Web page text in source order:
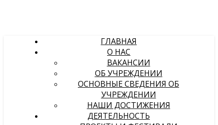
ГЛАВНАЯ
О НАС
ВАКАНСИИ
ОБ УЧРЕЖДЕНИИ
ОСНОВНЫЕ СВЕДЕНИЯ ОБ
УЧРЕЖДЕНИИ
НАШИ ДОСТИЖЕНИЯ
ДЕЯТЕЛЬНОСТЬ